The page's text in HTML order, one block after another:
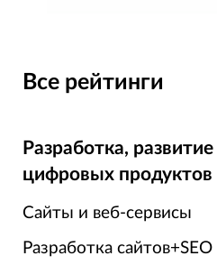
Все рейтинги
Разработка,
цифровых продуктов
Сайты и веб-сервисы
Разработка сайтов+SEO